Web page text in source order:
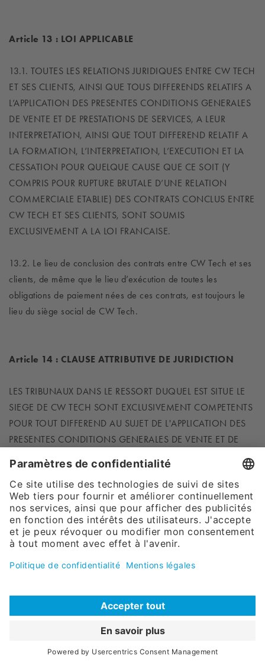
Article 13 : LOI APPLICABLE
13.1. TOUTES LES RELATIONS JURIDIQUES ENTRE CW TECH
ET SES CLIENTS, AINSI QUE TOUS DIFFERENDS RELATIFS A
L’APPLICATION DES PRESENTES CONDITIONS GENERALES
DE VENTE ET DE PRESTATIONS DE SERVICES, A LEUR
INTERPRETATION, AINSI QUE TOUT DIFFEREND RELATIF A
LA FORMATION, L’INTERPRETATION, L’EXECUTION ET LA
CESSATION POUR QUELQUE CAUSE QUE CE SOIT (Y
COMPRIS POUR RUPTURE BRUTALE D’UNE RELATION
COMMERCIALE ETABLIE) DES CONTRATS CONCLUS ENTRE
CW TECH ET SES CLIENTS, SONT SOUMIS
EXCLUSIVEMENT A LA LOI FRANCAISE.
13.2. Le lieu de conclusion des contrats entre CW Tech et ses
clients, de même que le lieu d’exécution de toutes les
obligations de paiement nées de ces contrats, est toujours le
lieu du siège social de CW Tech.
Article 14 : CLAUSE ATTRIBUTIVE DE JURIDICTION
LES TRIBUNAUX DANS LE RESSORT DUQUEL EST SITUE LE
SIEGE DE CW TECH SONT EXCLUSIVEMENT COMPETENTS
POUR TOUT DIFFEREND AU SUJET DE L'APPLICATION DES
PRESENTES CONDITIONS GENERALES DE VENTE ET DE
AINSI QUE POUR TOUT DIFFEREND RELATIF A LA
FORMATION, L’INTERPRETATION, L’EXECUTION ET LA
CESSATION POUR QUELQUE CAUSE QUE CE SOIT (Y
COMPRIS POUR RUPTURE BRUTALE D’UNE RELATION
COMMERCIALE ETABLIE) DES CONTRATS CONCLUS ENTRE
CW TECH ET SES CLIENTS, ET CE MEME EN CAS D’APPEL
EN GARANTIE OU DE PLURALITE DE DEFENDEURS.
CW Tech S.A.R.L. - 50 Avenue d’Alsace – 68027 Colmar
Tél 08 20 32 12 14 – Fax 08 20 88 94 33 – info@cwtech.fr